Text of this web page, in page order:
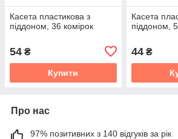
Касета пластикова з
піддоном, 36 комірок
54 ₴
Купити
Касета
піддоном,
44₴
Про нас
97% позитивних з 140 відгуків за рік